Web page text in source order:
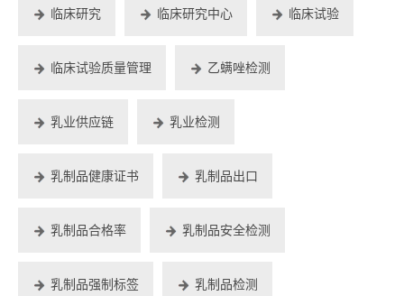
临床研究 临床研究中心 临床试验
临床试验质量管理 乙螨唑检测
乳业供应链 乳业检测
乳制品健康证书 乳制品出口
乳制品合格率 乳制品安全检测
乳制品强制标签 乳制品检测